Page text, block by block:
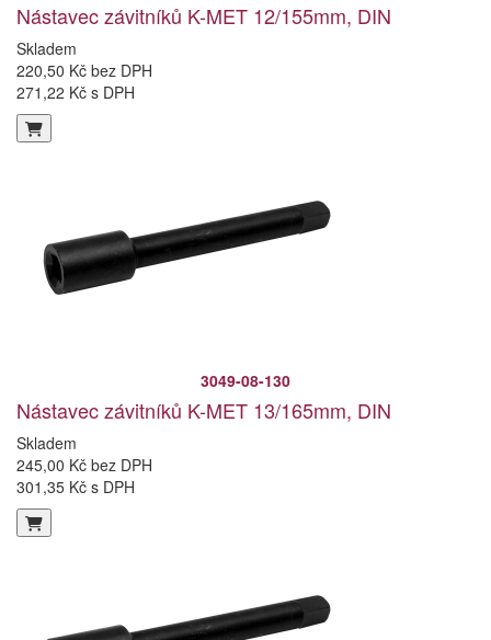
Nástavec závitníků K-MET 12/155mm, DIN
Skladem
220,50 Kč bez DPH
271,22 Kč s DPH
3049-08-130
Nástavec závitníků K-MET 13/165mm, DIN
Skladem
245,00 Kč bez DPH
301,35 Kč s DPH